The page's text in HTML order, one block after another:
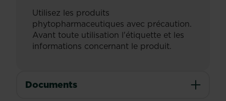
Utilisez les produits
phytopharmaceutiques avec précaution.
Avant toute utilisation l'étiquette et les
informations concernant le produit.
Documents